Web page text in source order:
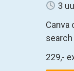
3
Canva
search
229,-